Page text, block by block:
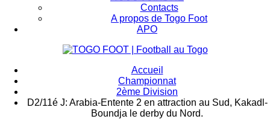
Contacts
A propos de Togo Foot
APO
Accueil
Championnat
2ème Division
D2/11é J: Arabia-Entente 2 en attraction au Sud, Kakadl-
Boundja le derby du Nord.